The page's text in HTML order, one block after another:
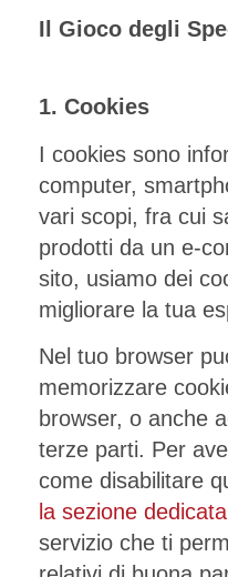
Il Gioco degli
1. Cookies
I cookies sono
computer,
vari scopi, fra cui
prodotti da un e-
sito, usiamo dei
migliorare la tua
Nel tuo browser
memorizzare
browser, o anche
terze parti. Per
come disabilitare
la sezione
servizio che ti